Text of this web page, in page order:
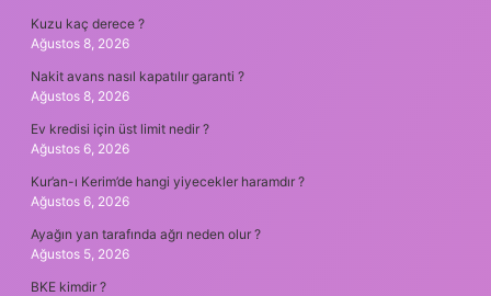
Kuzu kaç derece ?
Ağustos 8, 2026
Nakit avans nasıl kapatılır garanti ?
Ağustos 8, 2026
Ev kredisi için üst limit nedir ?
Ağustos 6, 2026
Kur’an-ı Kerim’de hangi yiyecekler haramdır ?
Ağustos 6, 2026
Ayağın yan tarafında ağrı neden olur ?
Ağustos 5, 2026
BKE kimdir ?